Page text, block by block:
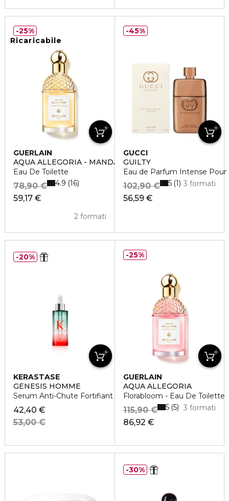
Ricaricabile
GUERLAIN
AQUA ALLEGORIA - MANDARINE BASILIC
Eau De Toilette
59,17 €
78,90 €
2 formati
4.9 16
25%
GUCCI
GUILTY
Eau de Parfum Intense
56,59 €
102,90 € 3 formati
5 1
45%
KERASTASE
GENESIS HOMME
Serum Anti-Chute Fortifiant
42,40 €
53,00 €
20%
GUERLAIN
AQUA ALLEGORIA
Florabloom - Eau De Toilette
86,92 €
115,90 € 3 formati
5 5
25%
30%